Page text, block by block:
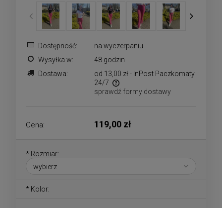
Dostępność:
na wyczerpaniu
Wysyłka w:
48 godzin
Dostawa:
od 13,00 zł - InPost Paczkomaty
24/7
Cena nie zawiera ewentualnych kosztów płatności
sprawdź formy dostawy
Cena: 119,00 zł
* Rozmiar:
* Kolor: